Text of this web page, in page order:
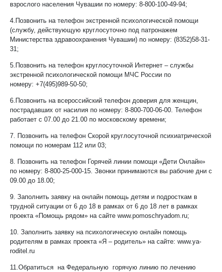
взрослого населения Чувашии по номеру: 8-800-100-49-94;
4.Позвонить на телефон экстренной психологической помощи
(службу, действующую круглосуточно под патронажем
Министерства здравоохранения Чувашии) по номеру: (8352)58-31-
31;
5.Позвонить на телефон круглосуточной Интернет – службы
экстренной психологической помощи МЧС России по
номеру: +7(495)989-50-50;
6.Позвонить на всероссийский телефон доверия для женщин,
пострадавших от насилия по номеру: 8-800-700-06-00. Телефон
работает с 07.00 до 21.00 по московскому времени;
7. Позвонить на телефон Скорой круглосуточной психиатрической
помощи по номерам 112 или 03;
8. Позвонить на телефон Горячей линии помощи «Дети Онлайн»
по номеру: 8-800-25-000-15. Звонки принимаются вы рабочие дни с
09.00 до 18.00;
9. Заполнить заявку на онлайн помощь детям и подросткам в
трудной ситуации от 6 до 18 в рамках от 6 до 18 лет в рамках
проекта «Помощь рядом» на сайте www.pomoschryadom.ru;
10. Заполнить заявку на психологическую онлайн помощь
родителям в рамках проекта «Я – родитель» на сайте: www.ya-
roditel.ru
11.Обратиться на Федеральную горячую линию по лечению